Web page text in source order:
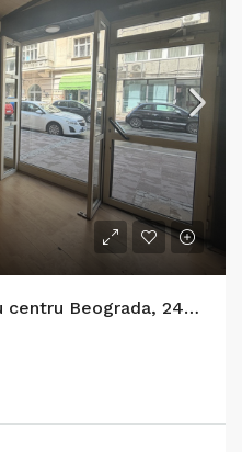
Lokal u Kosovskoj ulici, u centru Beograda, 24m2